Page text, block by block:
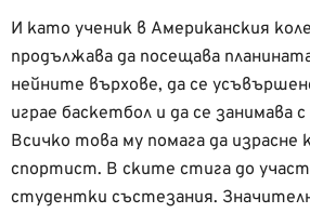
И като ученик в Американския
продължава да посещава
нейните върхове, да се
играе баскетбол и да се занимава
Всичко това му помага да израсне
спортист. В ските стига до
студентки състезания.